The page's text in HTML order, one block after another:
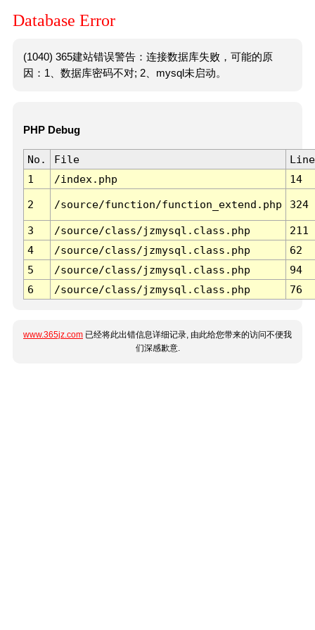
Database Error
(1040) 365建站错误警告：连接数据库失败，可能的原
因：1、数据库密码不对; 2、mysql未启动。
PHP Debug
No. File
Line
1
/index.php 14
2 /source/function/function_extend.php 324
3 /source/class/jzmysql.class.php
211
4
/source/class/jzmysql.class.php
62
5
/source/class/jzmysql.class.php
94
6
/source/class/jzmysql.class.php 76
www.365jz.com 已经将此出错信息详细记录, 由此给您带来的访问不便我
们深感歉意.